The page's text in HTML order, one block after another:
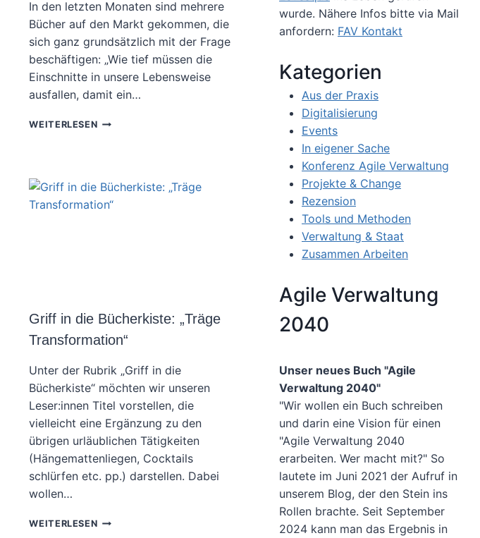
In den letzten Monaten sind mehrere
Bücher auf den Markt gekommen, die
sich ganz grundsätzlich mit der Frage
beschäftigen: „Wie tief müssen die
Einschnitte in unsere Lebensweise
ausfallen, damit ein…
WEITERLESENIDEEN
BÜCHER:
MUSS
Griff in die Bücherkiste: „Träge
Transformation“
Unter der Rubrik „Griff in die
Bücherkiste“ möchten wir unseren
Leser:innen Titel vorstellen, die
vielleicht eine Ergänzung zu den
übrigen urläublichen Tätigkeiten
(Hängemattenliegen, Cocktails
schlürfen etc. pp.) darstellen. Dabei
wollen…
WEITERLESENGRIFF
wurde. Nähere Infos bitte via Mail
anfordern: FAV Kontakt
Kategorien
Aus der Praxis
Digitalisierung
Events
In eigener Sache
Konferenz Agile Verwaltung
Projekte & Change
Rezension
Tools und Methoden
Verwaltung & Staat
Zusammen Arbeiten
Agile Verwaltung
2040
Unser neues Buch "Agile
Verwaltung 2040"
"Wir wollen ein Buch schreiben
und darin eine Vision für einen
"Agile Verwaltung 2040
erarbeiten. Wer macht mit?" So
lautete im Juni 2021 der Aufruf in
unserem Blog, der den Stein ins
Rollen brachte. Seit September
2024 kann man das Ergebnis in